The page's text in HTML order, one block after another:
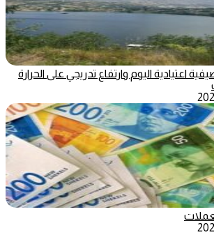
اعتيادية اليوم وارتفاع تدريجي على الحرارة